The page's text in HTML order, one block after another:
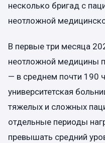
несколько бригад с
неотложной
В первые три месяца
неотложной медицины
— в среднем почти 190
университетская
тяжелых и сложных
отдельные периоды
превышать средний